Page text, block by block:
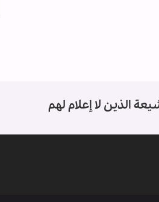
الذين لا إعلام لهم